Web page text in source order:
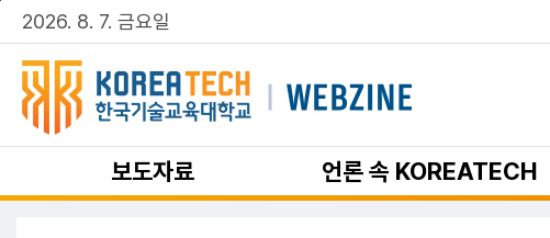
주메뉴 바로가기
본문 바로가기
2026. 8. 7. 금요일
보도자료 언론 속 KOREATECH